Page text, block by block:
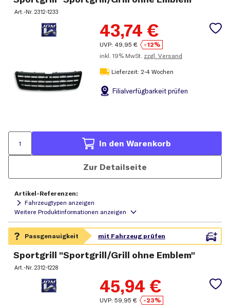
Art.-Nr.2312-1233
43,74 €
UVP: 49,95 €
-12%
inkl. 19% MwSt. zzgl. Versand
Lieferzeit: 2-4 Wochen
Filialverfügbarkeit prüfen
In den Warenkorb
Zur Detailseite
Artikel-Referenzen:
Fahrzeugtypen anzeigen
Sportgrill "Sportgrill/Grill ohne Emblem"
Art.-Nr.2312-1228
45,94 €
UVP:59,95 €
-23%